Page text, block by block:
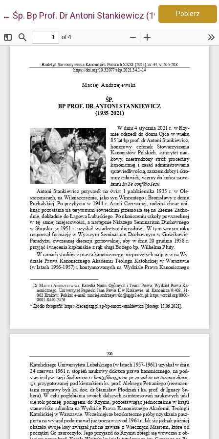
← Wróć do szczegółów artykułu
Śp. Bp Prof. Dr Antoni Stankiewicz (1935-2021)
Pobierz